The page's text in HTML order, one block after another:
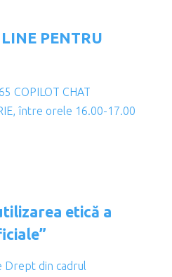
PENTRU
COPILOT CHAT
între orele 16.00-17.00
etică a
Drept din cadrul